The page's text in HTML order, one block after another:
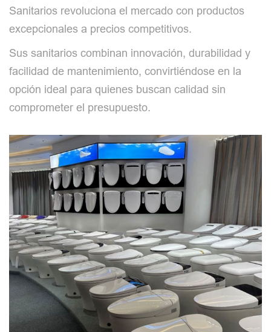
Sanitarios revoluciona el mercado con productos
excepcionales a precios competitivos.
Sus sanitarios combinan innovación, durabilidad y
facilidad de mantenimiento, convirtiéndose en la
opción ideal para quienes buscan calidad sin
comprometer el presupuesto.